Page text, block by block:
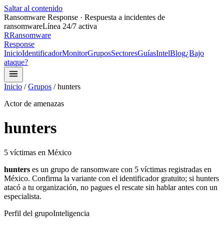
Saltar al contenido
Ransomware Response · Respuesta a incidentes de
ransomwareLínea 24/7 activa
RRansomware
Response
InicioIdentificadorMonitorGruposSectoresGuíasIntelBlog¿Bajo
ataque?
Inicio / Grupos /hunters
Actor de amenazas
hunters
5 víctimas en México
hunters es un grupo de ransomware con 5 víctimas registradas en
México. Confirma la variante con el identificador gratuito; si hunters
atacó a tu organización, no pagues el rescate sin hablar antes con un
especialista.
Perfil del grupoInteligencia